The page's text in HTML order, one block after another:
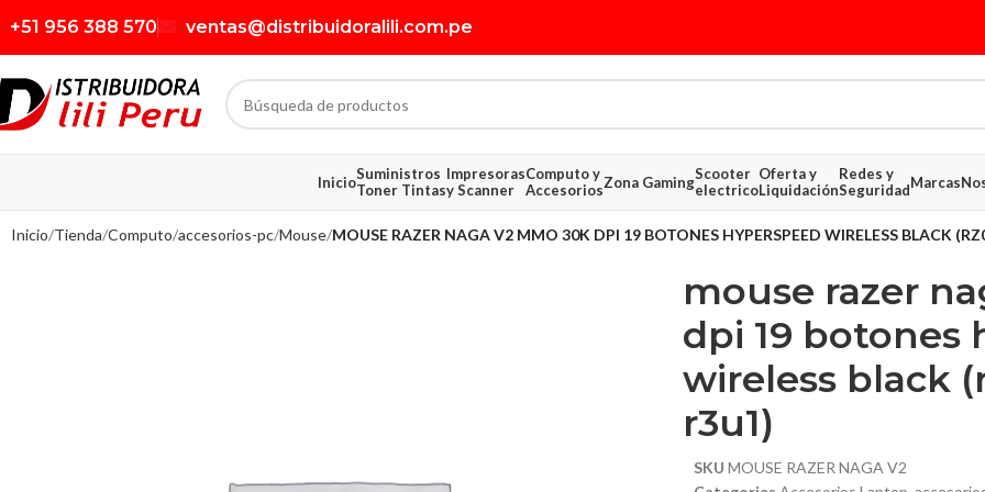
+51 956 388 570 ventas@distribuidoralili.com.pe
InicioSuministros
Toner Tintas
Impresoras
y Scanner
Computo y
AccesoriosZona GamingScooter
electrico
Oferta y
Liquidación
Redes y
SeguridadMarcas
Inicio Tienda Computo accesorios-pc Mouse MOUSE RAZER NAGA V2 MMO 30K DPI 19 BOTONES HYPERSPEED WIRELESS BLACK
mouse razer
dpi 19 botones
wireless black
r3u1)
SKU MOUSE RAZER NAGA V2